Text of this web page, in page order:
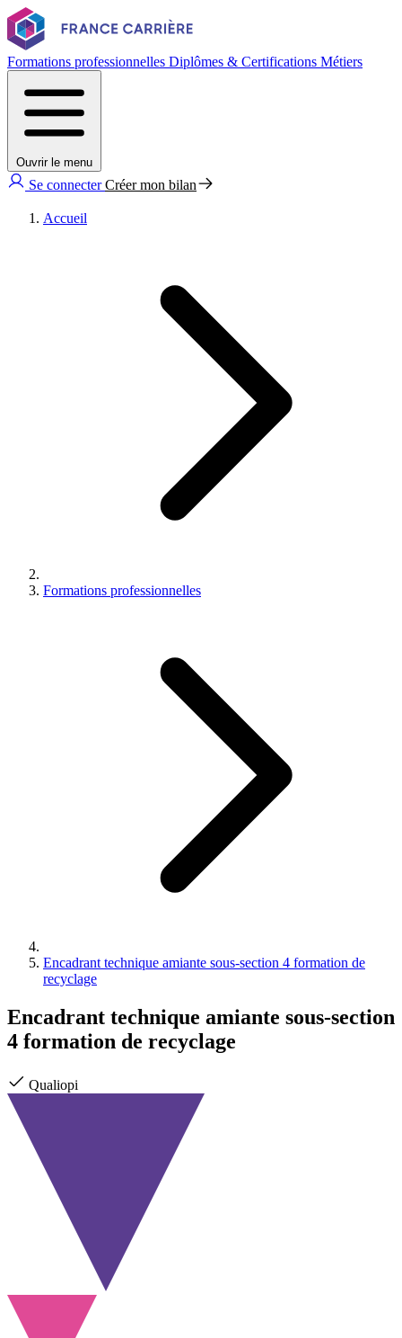
Formations professionnelles Diplômes & Certifications Métiers
Ouvrir le menu
Se connecterCréer mon bilan
Accueil
Formations professionnelles
Encadrant technique amiante sous-section 4 formation de
recyclage
Encadrant technique amiante sous-section
4 formation de recyclage
Qualiopi